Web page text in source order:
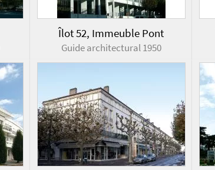
Îlot 52, Immeuble Pont
Guide architectural 1950